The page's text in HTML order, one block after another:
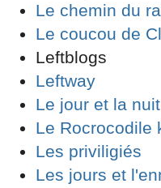
Le chemin du
Le coucou de
Leftblogs
Leftway
Le jour et la nuit
Le Rocrocodile
Les priviligiés
Les jours et